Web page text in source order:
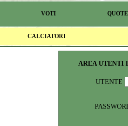
VOTI QUOTE
CALCIATORI
AREA UTENTI
UTENTE